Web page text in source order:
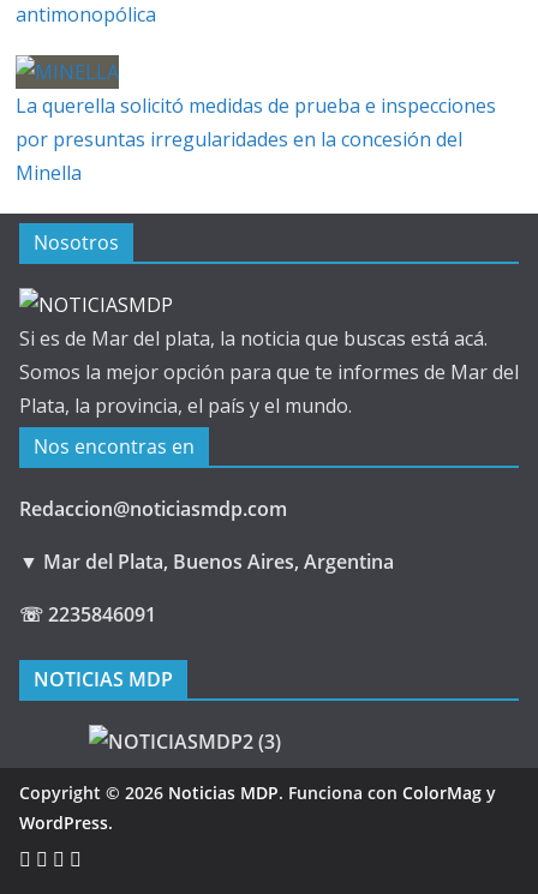
antimonopólica
La querella solicitó medidas de prueba e inspecciones
por presuntas irregularidades en la concesión del
Minella
Nosotros
Si es de Mar del plata, la noticia que buscas está acá.
Somos la mejor opción para que te informes de Mar del
Plata, la provincia, el país y el mundo.
Nos encontras en
Redaccion@noticiasmdp.com
▼ Mar del Plata, Buenos Aires, Argentina
☏ 2235846091
NOTICIAS MDP
Copyright © 2026 Noticias MDP. Funciona con ColorMag y
WordPress.